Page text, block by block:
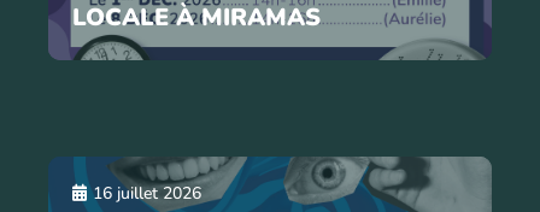
LOCALE À MIRAMAS
16 juillet 2026